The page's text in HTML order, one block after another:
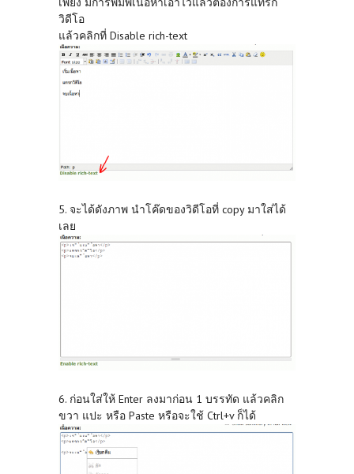
วิดีโอ
แล้วคลิกที่ Disable rich-text
5. จะได้ดังภาพ นำโค๊ดของวิดีโอที่ copy มาใส่ได้
เลย
6. ก่อนใส่ให้ Enter ลงมาก่อน 1 บรรทัด แล้วคลิก
ขวา แปะ หรือ Paste หรือจะใช้ Ctrl+v ก็ได้